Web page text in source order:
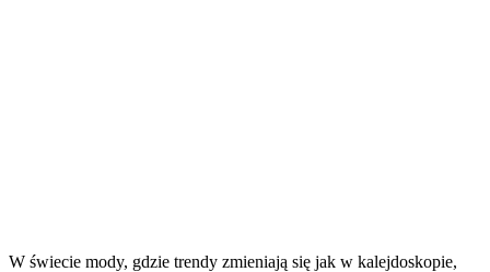
W świecie mody, gdzie trendy zmieniają się jak w kalejdoskopie,